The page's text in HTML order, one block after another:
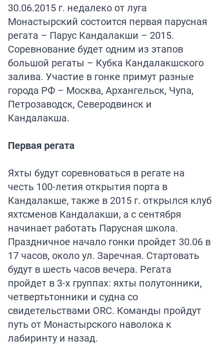
30.06.2015 г. недалеко от луга
Монастырский состоится первая парусная
регата – Парус Кандалакши – 2015.
Соревнование будет одним из этапов
большой регаты – Кубка Кандалакшского
залива. Участие в гонке примут разные
города РФ – Москва, Архангельск, Чупа,
Петрозаводск, Северодвинск и
Кандалакша.
Первая регата
Яхты будут соревноваться в регате на
честь 100-летия открытия порта в
Кандалакше, также в 2015 г. открылся клуб
яхтсменов Кандалакши, а с сентября
начинает работать Парусная школа.
Праздничное начало гонки пройдет 30.06 в
17 часов, около ул. Заречная. Стартовать
будут в шесть часов вечера. Регата
пройдет в 3-х группах: яхты полутонники,
четвертьтонники и судна со
свидетельствами ORC. Команды пройдут
путь от Монастырского наволока к
лабиринту и назад.